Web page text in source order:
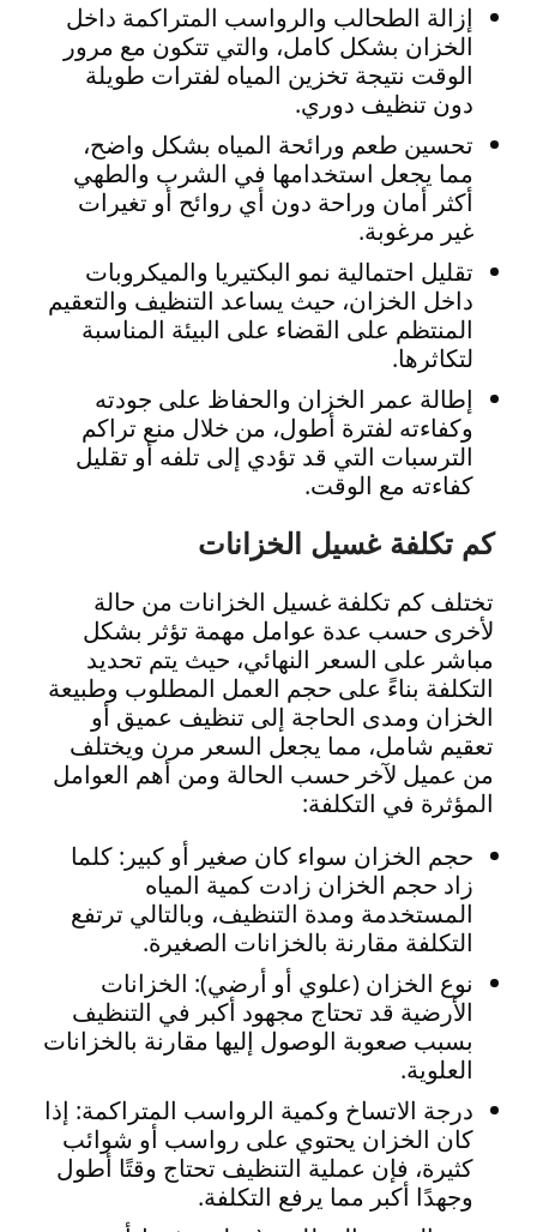
إزالة الطحالب والرواسب المتراكمة داخل
الخزان بشكل كامل، والتي تتكون مع مرور
الوقت نتيجة تخزين المياه لفترات طويلة
دون تنظيف دوري.
تحسين طعم ورائحة المياه بشكل واضح،
مما يجعل استخدامها في الشرب والطهي
أكثر أمان وراحة دون أي روائح أو تغيرات
غير مرغوبة.
تقليل احتمالية نمو البكتيريا والميكروبات
داخل الخزان، حيث يساعد التنظيف والتعقيم
المنتظم على القضاء على البيئة المناسبة
لتكاثرها.
إطالة عمر الخزان والحفاظ على جودته
وكفاءته لفترة أطول، من خلال منع تراكم
الترسبات التي قد تؤدي إلى تلفه أو تقليل
كفاءته مع الوقت.
كم تكلفة غسيل الخزانات
تختلف كم تكلفة غسيل الخزانات من حالة
لأخرى حسب عدة عوامل مهمة تؤثر بشكل
مباشر على السعر النهائي، حيث يتم تحديد
التكلفة بناءً على حجم العمل المطلوب وطبيعة
الخزان ومدى الحاجة إلى تنظيف عميق أو
تعقيم شامل، مما يجعل السعر مرن ويختلف
من عميل لآخر حسب الحالة ومن أهم العوامل
المؤثرة في التكلفة:
حجم الخزان سواء كان صغير أو كبير: كلما
زاد حجم الخزان زادت كمية المياه
المستخدمة ومدة التنظيف، وبالتالي ترتفع
التكلفة مقارنة بالخزانات الصغيرة.
نوع الخزان (علوي أو أرضي): الخزانات
الأرضية قد تحتاج مجهود أكبر في التنظيف
بسبب صعوبة الوصول إليها مقارنة بالخزانات
العلوية.
درجة الاتساخ وكمية الرواسب المتراكمة: إذا
كان الخزان يحتوي على رواسب أو شوائب
كثيرة، فإن عملية التنظيف تحتاج وقتًا أطول
وجهدًا أكبر مما يرفع التكلفة.